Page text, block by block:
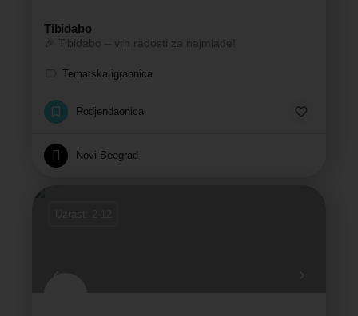
Tibidabo
🎉 Tibidabo – vrh radosti za najmlađe!
Tematska igraonica
Rodjendaonica
Novi Beograd